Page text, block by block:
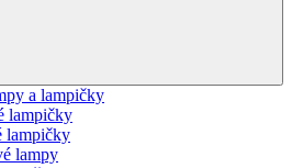
a lampičky
lampičky
lampičky
lampy